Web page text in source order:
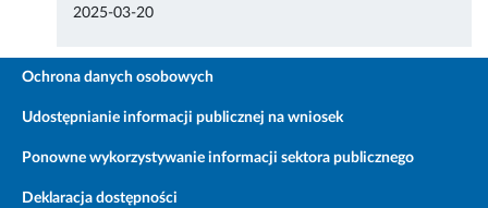
2025-03-20
Ochrona danych osobowych
Udostępnianie informacji publicznej na wniosek
Ponowne wykorzystywanie informacji sektora publicznego
Deklaracja dostępności